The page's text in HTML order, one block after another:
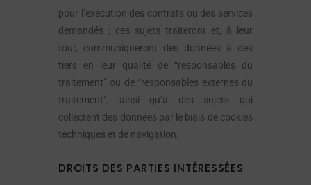
pour l’exécution des contrats ou des services
demandés ; ces sujets traiteront et, à leur
tour, communiqueront des données à des
tiers en leur qualité de “responsables du
traitement” ou de “responsables externes du
traitement”, ainsi qu’à des sujets qui
collectent des données par le biais de cookies
techniques et de navigation.
DROITS DES PARTIES INTÉRESSÉES